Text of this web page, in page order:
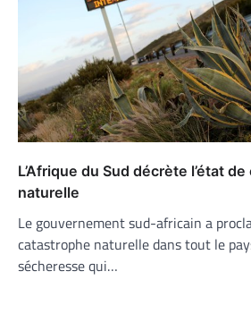
L’Afrique du Sud décrète l’état
naturelle
Le gouvernement sud-africain a
catastrophe naturelle dans tout le
sécheresse qui…